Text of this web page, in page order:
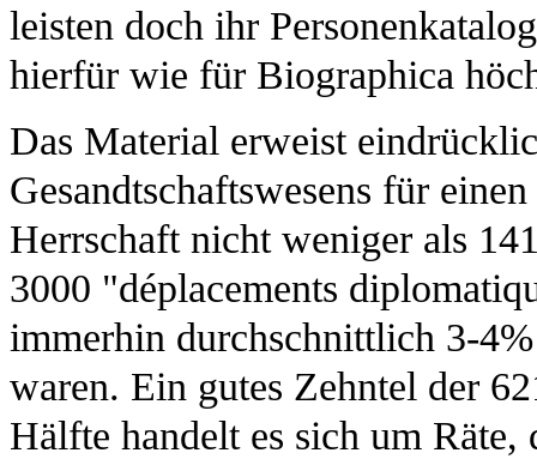
leisten doch ihr
hierfür wie für Biographica
Das Material erweist
Gesandtschaftswesens für
Herrschaft nicht weniger als
3000 "déplacements
immerhin durchschnittlich 3-
waren. Ein gutes Zehntel der
Hälfte handelt es sich um